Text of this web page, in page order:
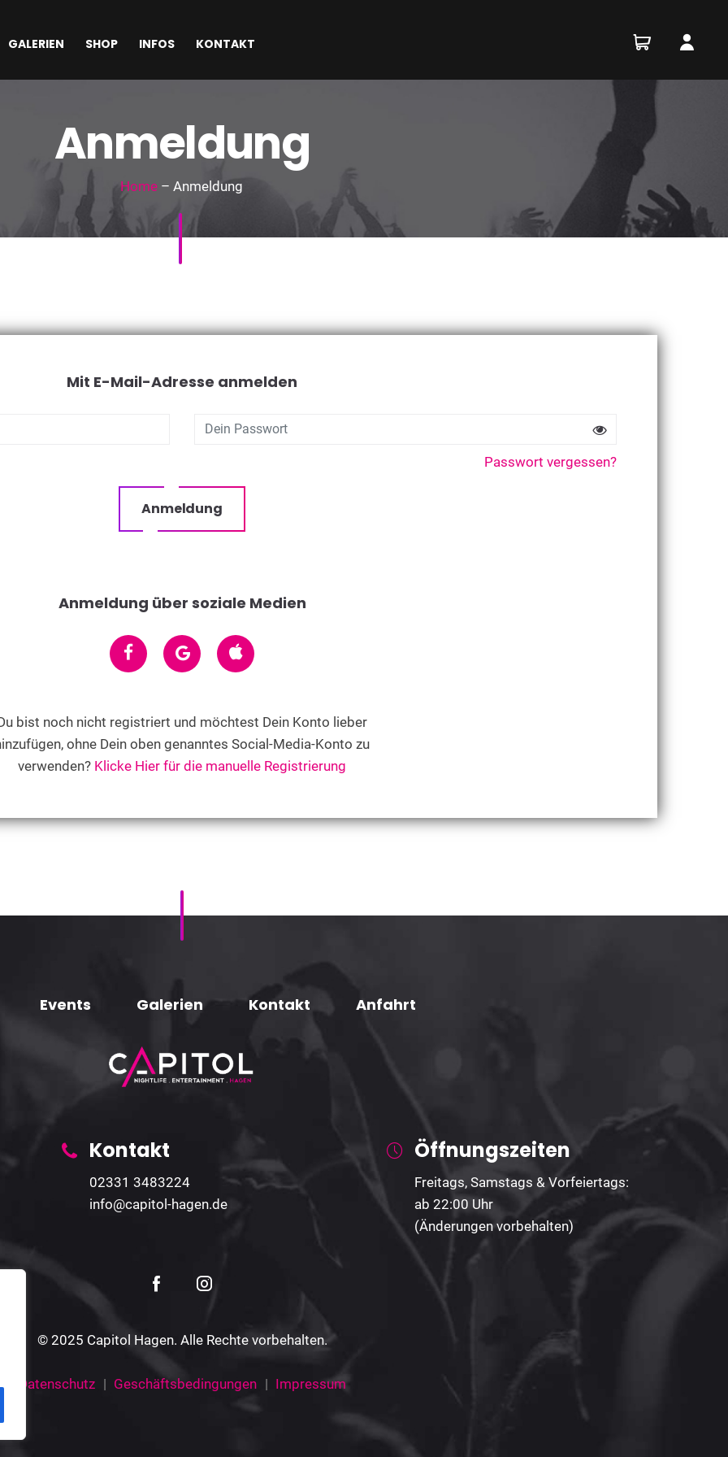
GALERIEN SHOP INFOS KONTAKT
Anmeldung
Home – Anmeldung
Mit E-Mail-Adresse anmelden
Passwort vergessen?
Anmeldung
Anmeldung über soziale Medien
bist noch nicht registriert und möchtest Dein Konto lieber
ohne Dein oben genanntes Social-Media-Konto zu
verwenden? Klicke Hier für die manuelle Registrierung
Events Galerien Kontakt Anfahrt
Kontakt
02331 3483224
info@capitol-hagen.de
Öffnungszeiten
Freitags, Samstags & Vorfeiertags:
ab 22:00 Uhr
(Änderungen vorbehalten)
© 2025 Capitol Hagen. Alle Rechte vorbehalten.
Datenschutz Geschäftsbedingungen Impressum